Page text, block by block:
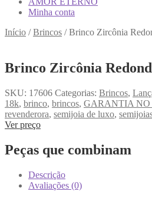
Minha conta
Início /Brincos /Brinco Zircônia
Brinco Zircônia
SKU: 17606 Categorias: Brincos,
18k, brinco, brincos, GARANTIA
revenderora, semijoia de luxo,
Ver preço
Peças que combinam
Descrição
Avaliações (0)